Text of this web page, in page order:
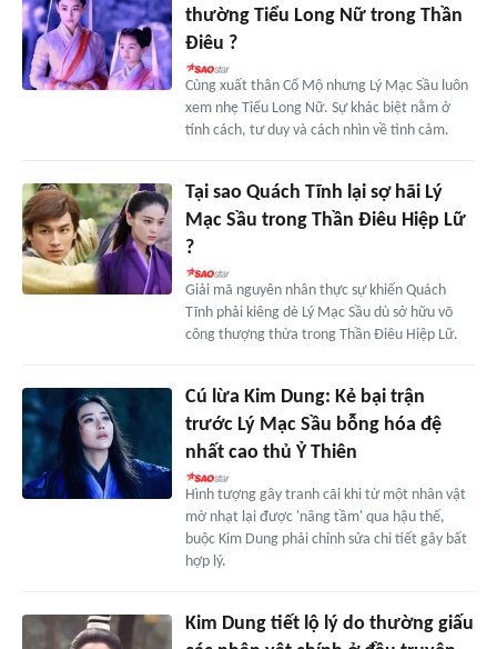
thường Tiểu Long Nữ trong Thần
Điêu ?
Cùng xuất thân Cổ Mộ nhưng Lý Mạc Sầu luôn
xem nhẹ Tiểu Long Nữ. Sự khác biệt nằm ở
tính cách, tư duy và cách nhìn về tình cảm.
Tại sao Quách Tĩnh lại sợ hãi Lý
Mạc Sầu trong Thần Điêu Hiệp Lữ
?
Giải mã nguyên nhân thực sự khiến Quách
Tĩnh phải kiêng dè Lý Mạc Sầu dù sở hữu võ
công thượng thừa trong Thần Điêu Hiệp Lữ.
Cú lừa Kim Dung: Kẻ bại trận
trước Lý Mạc Sầu bỗng hóa đệ
nhất cao thủ Ỷ Thiên
Hình tượng gây tranh cãi khi từ một nhân vật
mờ nhạt lại được 'nâng tầm' qua hậu thế,
buộc Kim Dung phải chỉnh sửa chi tiết gây bất
hợp lý.
Kim Dung tiết lộ lý do thường giấu